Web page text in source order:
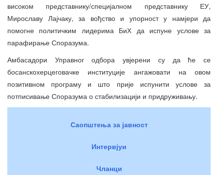
високом представнику/специјалном представнику ЕУ,
Мирославу Лајчаку, за вођство и упорност у намјери да
помогне политичким лидерима БиХ да испуне услове за
парафирање Споразума.
Амбасадори Управног одбора увјерени су да ће се
босанскохерцеговачке институције ангажовати на овом
позитивном програму и што прије испунити услове за
потписивање Споразума о стабилизацији и придруживању.
Саопштења за јавност
Интервјуи
Чланци